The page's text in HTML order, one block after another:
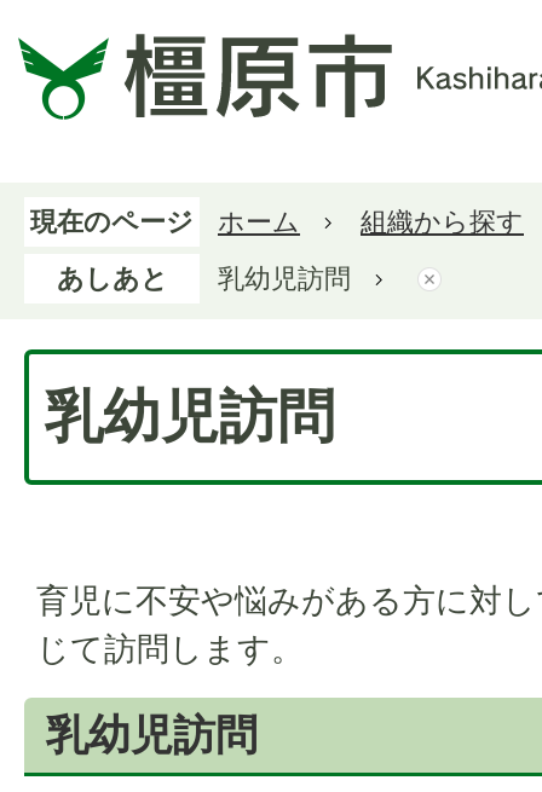
現在のページ ホーム
組織から探す
あしあと
乳幼児訪問
乳幼児訪問
育児に不安や悩みがある方に対
じて訪問します。
乳幼児訪問